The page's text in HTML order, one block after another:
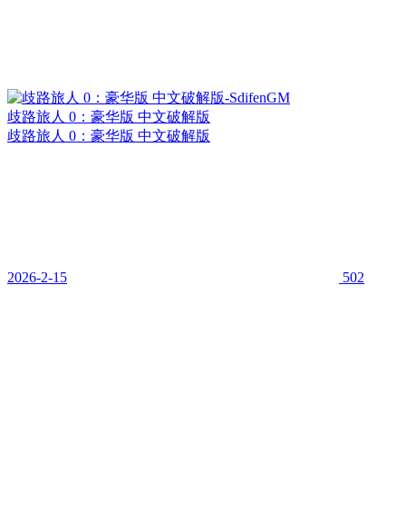
歧路旅人 0：豪华版 中文破解版
歧路旅人 0：豪华版 中文破解版
2026-2-15 502